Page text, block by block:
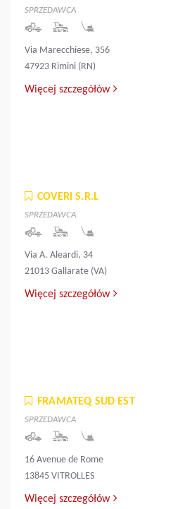
SPRZEDAWCA
Via Marecchiese, 356
47923 Rimini (RN)
Więcej szczegółów
COVERI S.R.L
SPRZEDAWCA
Via A. Aleardi, 34
21013 Gallarate (VA)
Więcej szczegółów
FRAMATEQ SUD EST
SPRZEDAWCA
16 Avenue de Rome
13845 VITROLLES
Więcej szczegółów